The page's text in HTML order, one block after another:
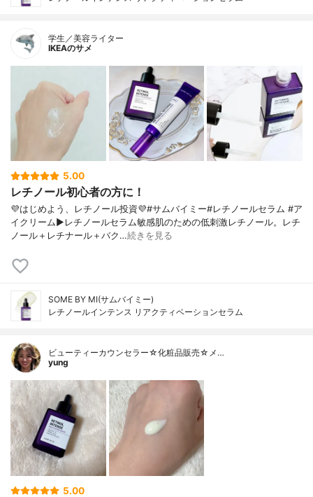
学生／美容ライター
IKEAのサメ
5.00
レチノール初心者の方に！
💜はじめよう、レチノール投資💜#サムバイミー#レチノールセラム #ア
イクリーム▶︎レチノールセラム敏感肌のための低刺激レチノール。レチ
ノール＋レチナール＋バク…続きを見る
SOME BY MI(サムバイミー)
レチノールインテンス リアクティベーションセラム
ビューティーカウンセラー☆化粧品販売☆メ…
yung
5.00